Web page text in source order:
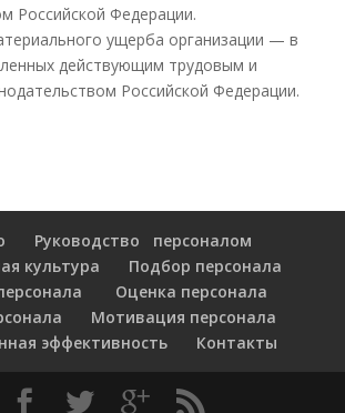
Российской Федерации.
ущерба организации — в
действующим трудовым и
Российской Федерации.
Руководство персоналом
культура
Подбор персонала
Оценка персонала
Мотивация персонала
эффективность
Контакты